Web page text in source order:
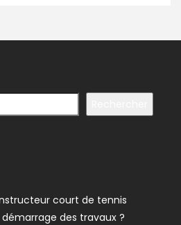
court de tennis
des travaux ?